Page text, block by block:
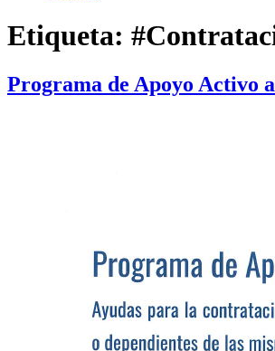
Etiqueta:
Programa de Apoyo Activo